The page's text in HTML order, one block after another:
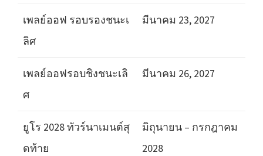
เพลย์ออฟ รอบรองชนะเ
ลิศ
มีนาคม 23, 2027
เพลย์ออฟรอบชิงชนะเลิ
ศ
มีนาคม 26, 2027
ยูโร 2028 ทัวร์นาเมนต์สุ
ดท้าย
มิถุนายน – กรกฎาคม
2028